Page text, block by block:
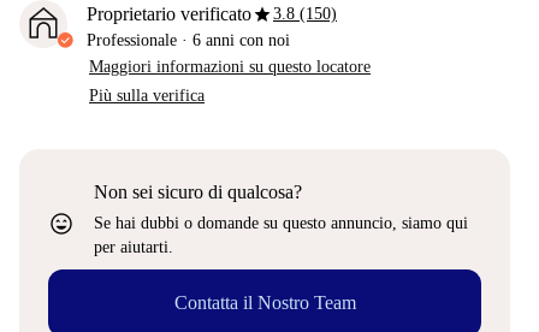
Proprietario verificatostar3.8 (150)
Professionale · 6 anni con noi
Maggiori informazioni su questo locatore
Più sulla verifica
sentiment_very_satisfied
Non sei sicuro di qualcosa?
Se hai dubbi o domande su questo annuncio, siamo qui
per aiutarti.
Contatta il Nostro Team